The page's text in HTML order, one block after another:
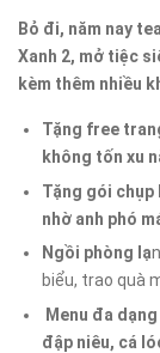
Bỏ đi, năm nay
Xanh 2, mở tiệc
kèm thêm nhiều
Tặng free
không tốn xu
Tặng gói chụp
nhờ anh phó
Ngồi phòng lạ
biểu, trao quà
Menu đa
đập niêu, cá